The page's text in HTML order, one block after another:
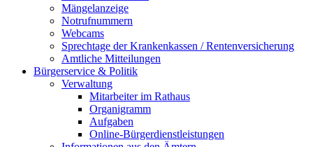
Mängelanzeige
Notrufnummern
Webcams
Sprechtage der Krankenkassen / Rentenversicherung
Amtliche Mitteilungen
Bürgerservice & Politik
Verwaltung
Mitarbeiter im Rathaus
Organigramm
Aufgaben
Online-Bürgerdienstleistungen